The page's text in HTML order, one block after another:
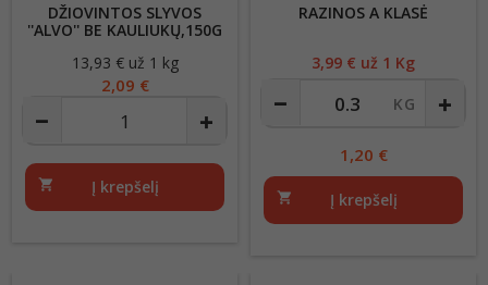
DŽIOVINTOS SLYVOS
''ALVO'' BE KAULIUKŲ,150G
Kaina
13,93 € už 1 kg
2,09 €
shopping_cart Į krepšelį
RAZINOS A KLASĖ
Kaina
3,99 € už 1 Kg
1,20 €
shopping_cart Į krepšelį